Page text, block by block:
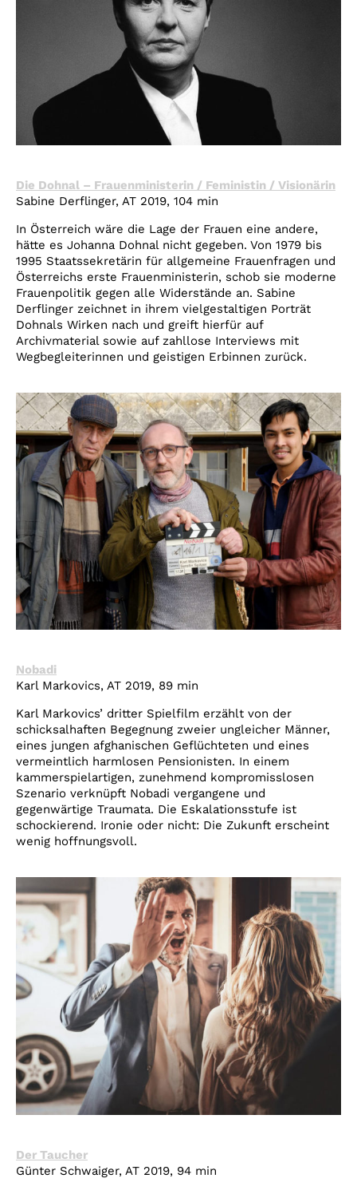
Die Dohnal – Frauenministerin / Feministin / Visionärin
Sabine Derflinger, AT 2019, 104 min
In Österreich wäre die Lage der Frauen eine andere,
hätte es Johanna Dohnal nicht gegeben. Von 1979 bis
1995 Staatssekretärin für allgemeine Frauenfragen und
Österreichs erste Frauenministerin, schob sie moderne
Frauenpolitik gegen alle Widerstände an. Sabine
Derflinger zeichnet in ihrem vielgestaltigen Porträt
Dohnals Wirken nach und greift hierfür auf
Archivmaterial sowie auf zahllose Interviews mit
Wegbegleiterinnen und geistigen Erbinnen zurück.
Nobadi
Karl Markovics, AT 2019, 89 min
Karl Markovics’ dritter Spielfilm erzählt von der
schicksalhaften Begegnung zweier ungleicher Männer,
eines jungen afghanischen Geflüchteten und eines
vermeintlich harmlosen Pensionisten. In einem
kammerspielartigen, zunehmend kompromisslosen
Szenario verknüpft Nobadi vergangene und
gegenwärtige Traumata. Die Eskalationsstufe ist
schockierend. Ironie oder nicht: Die Zukunft erscheint
wenig hoffnungsvoll.
Der Taucher
Günter Schwaiger, AT 2019, 94 min